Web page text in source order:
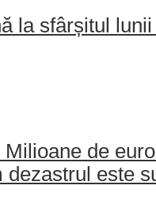
la sfârșitul
de
este